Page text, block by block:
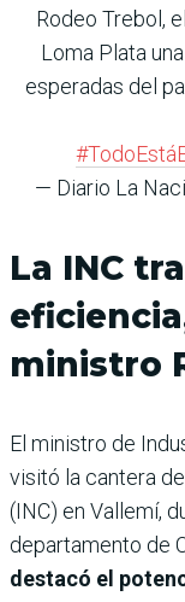
Rodeo Trebol,
Loma Plata
esperadas del
— Diario La
La INC
ministro
El ministro de
visitó la cantera
(INC) en Vallemí,
departamento de
destacó el